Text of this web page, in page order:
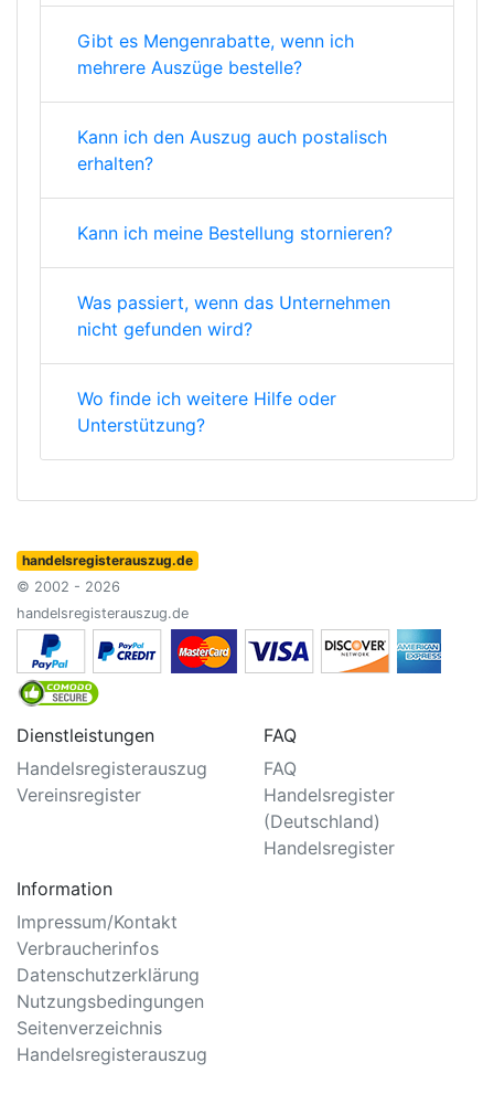
Gibt es Mengenrabatte, wenn ich
mehrere Auszüge bestelle?
Kann ich den Auszug auch postalisch
erhalten?
Kann ich meine Bestellung stornieren?
Was passiert, wenn das Unternehmen
nicht gefunden wird?
Wo finde ich weitere Hilfe oder
Unterstützung?
handelsregisterauszug.de
© 2002 - 2026
handelsregisterauszug.de
Dienstleistungen
Handelsregisterauszug
Vereinsregister
FAQ
FAQ
Handelsregister
(Deutschland)
Handelsregister
Information
Impressum/Kontakt
Verbraucherinfos
Datenschutzerklärung
Nutzungsbedingungen
Seitenverzeichnis
Handelsregisterauszug